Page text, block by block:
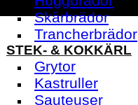
Skärbrädor
Trancherbrädor
STEK- & KOKKÄRL
Grytor
Kastruller
Sauteuser